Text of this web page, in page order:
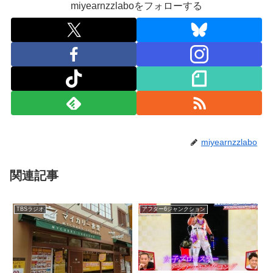
miyearnzzlaboをフォローする
miyearnzzlabo
関連記事
TBSラジオ アフター6ジャンクション